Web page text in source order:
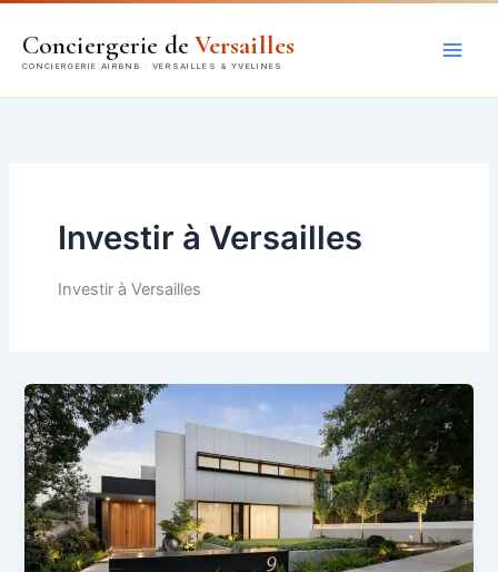
contenu
Conciergerie de Versailles
Investir à Versailles
Investir à Versailles